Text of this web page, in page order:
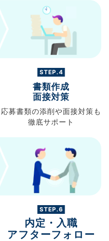
STEP.4
書類作成
面接対策
応募書類の添削や面接対策も
徹底サポート
STEP.6
内定・入職
アフターフォロー